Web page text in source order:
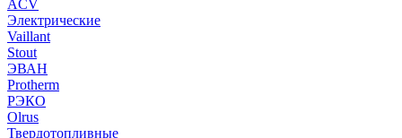
ACV
Электрические
Vaillant
Stout
ЭВАН
Protherm
РЭКО
Olrus
Твердотопливные